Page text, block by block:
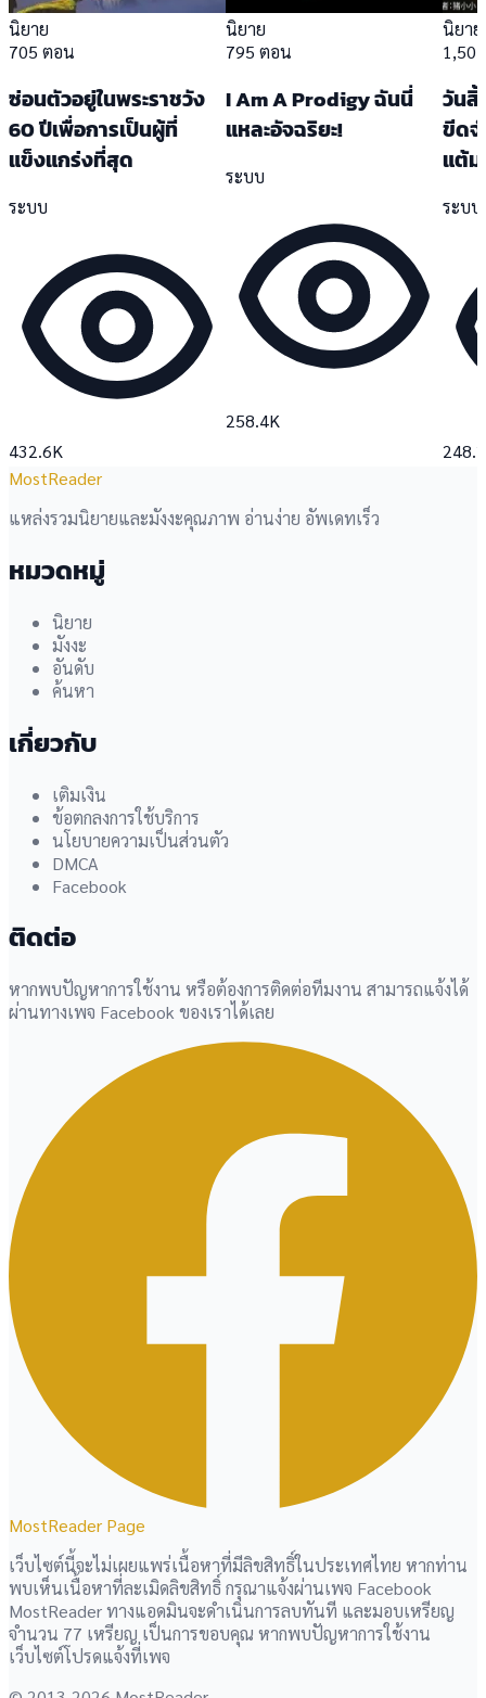
นิยาย
705 ตอน
ซ่อนตัวอยู่ในพระราชวัง
60 ปีเพื่อการเป็นผู้ที่
แข็งแกร่งที่สุด
ระบบ
432.6K
นิยาย
795 ตอน
I Am A Prodigy ฉันนี่
แหละอัจฉริยะ!
ระบบ
258.4K
นิยาย
วันสิ้
ขีดจ
แต้ม
ระบบ
MostReader
แหล่งรวมนิยายและมังงะคุณภาพ อ่านง่าย อัพเดทเร็ว
หมวดหมู่
นิยาย
มังงะ
อันดับ
ค้นหา
เกี่ยวกับ
เติมเงิน
ข้อตกลงการใช้บริการ
นโยบายความเป็นส่วนตัว
DMCA
Facebook
ติดต่อ
หากพบปัญหาการใช้งาน หรือต้องการติดต่อทีมงาน สามารถแจ้งได้
ผ่านทางเพจ Facebook ของเราได้เลย
MostReader Page
เว็บไซต์นี้จะไม่เผยแพร่เนื้อหาที่มีลิขสิทธิ์ในประเทศไทย หากท่าน
พบเห็นเนื้อหาที่ละเมิดลิขสิทธิ์ กรุณาแจ้งผ่านเพจ Facebook
MostReader ทางแอดมินจะดำเนินการลบทันที และมอบเหรียญ
จำนวน 77 เหรียญ เป็นการขอบคุณ หากพบปัญหาการใช้งาน
เว็บไซต์โปรดแจ้งที่เพจ